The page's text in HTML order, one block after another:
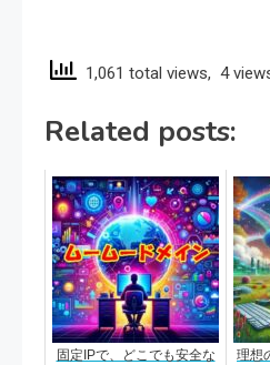
1,061 total views, 4
Related posts:
固定IPで、どこでも安全な
理想